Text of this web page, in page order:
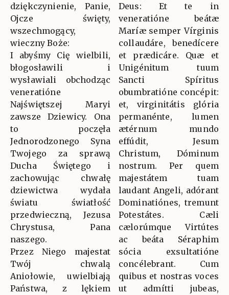
dziękczynienie, Panie,
Ojcze święty,
wszechmogący,
wieczny Boże:
I abyśmy Cię wielbili,
błogosławili i
wysławiali obchodząc
veneratióne
Najświętszej Maryi
zawsze Dziewicy. Ona
to poczęła
Jednorodzonego Syna
Twojego za sprawą
Ducha Świętego i
zachowując chwałę
dziewictwa wydała
światu światłość
przedwieczną, Jezusa
Chrystusa, Pana
naszego.
Przez Niego majestat
Twój chwalą
Aniołowie, uwielbiają
Państwa, z lękiem
Deus: Et te in
veneratióne beátæ
Maríæ semper Vírginis
collaudáre, benedícere
et prædicáre. Quæ et
Unigénitum tuum
Sancti Spíritus
obumbratióne concépit:
et, virginitátis glória
permanénte, lumen
ætérnum mundo
effúdit, Jesum
Christum, Dóminum
nostrum. Per quem
majestátem tuam
laudant Angeli, adórant
Dominatiónes, tremunt
Potestátes. Cæli
cælorúmque Virtútes
ac beáta Séraphim
sócia exsultatióne
concélebrant. Cum
quibus et nostras voces
ut admítti jubeas,